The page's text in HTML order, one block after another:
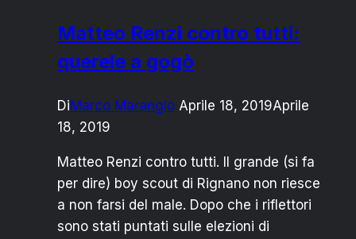
“MADONNA
DI
Matteo Renzi contro tutti:
querele a gogò
DiMarco Marangio Aprile 18, 2019Aprile
18, 2019
Matteo Renzi contro tutti. Il grande (si fa
per dire) boy scout di Rignano non riesce
a non farsi del male. Dopo che i riflettori
sono stati puntati sulle elezioni di